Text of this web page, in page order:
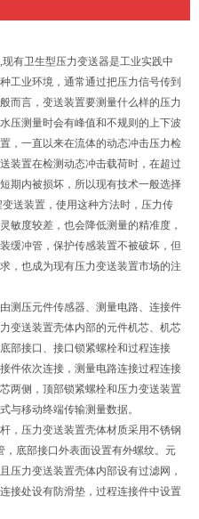
有卫生型压力变送器是工业实践中
工业环境，通常通过把压力信号传到
而言，变送装置要测量什么样的压力
压测量时会有峰值和不规则的上下波
，一直以来在流体的动态冲击压力检
装置在检测动态冲击载荷时，在超过
期内被损坏，所以现有技术一般选择
送装置，使用这种方法时，压力传
敏度较差，也会降低测量的精准度，
缓冲管，保护传感装置不被破坏，但
，也成为现有压力变送装置市场的注
压元件传感器、测量电路、连接件
变送装置壳体内部的元件机芯、机芯
部接口、接口锁紧螺栓和过程连接
件依次连接，测量电路连接过程连接
两侧，顶部锁紧螺栓和压力变送装置
与移动终端传输测量数据。
压力变送装置壳体材质采用不锈钢
，底部接口外表面设置有外螺纹。元
压力变送装置壳体内部设有过滤网，
接处设有防滑垫，过程连接件中设置